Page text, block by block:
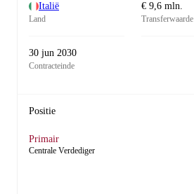
Italië
Land
€ 9,6 mln.
Transferwaarde
30 jun 2030
Contracteinde
Positie
Primair
Centrale Verdediger